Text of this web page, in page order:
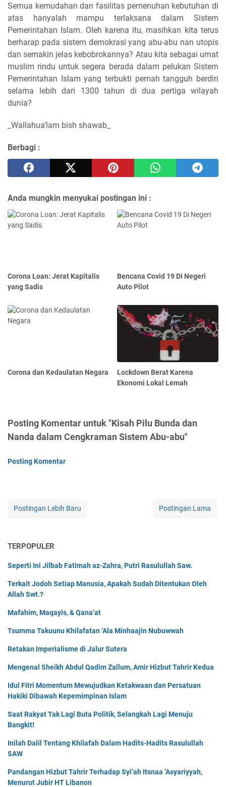
Semua kemudahan dan fasilitas pemenuhan kebutuhan di
atas hanyalah mampu terlaksana dalam Sistem
Pemerintahan Islam. Oleh karena itu, masihkan kita terus
berharap pada sistem demokrasi yang abu-abu nan utopis
dan semakin jelas kebobrokannya? Atau kita sebagai umat
muslim rindu untuk segera berada dalam pelukan Sistem
Pemerintahan Islam yang terbukti pernah tangguh berdiri
selama lebih dari 1300 tahun di dua pertiga wilayah
dunia?
_Wallahua’lam bish shawab_
Berbagi :
Anda mungkin menyukai postingan ini :
Corona Loan: Jerat Kapitalis
yang Sadis
Bencana Covid 19 Di Negeri
Auto Pilot
Corona dan Kedaulatan Negara
Lockdown Berat Karena
Ekonomi Lokal Lemah
Posting Komentar untuk "Kisah Pilu Bunda dan
Nanda dalam Cengkraman Sistem Abu-abu"
Posting Komentar
Postingan Lebih Baru Postingan Lama
TERPOPULER
Seperti Ini Jilbab Fatimah az-Zahra, Putri Rasulullah Saw.
Terkait Jodoh Setiap Manusia, Apakah Sudah Ditentukan Oleh
Allah Swt.?
Mafahim, Maqayis, & Qana’at
Tsumma Takuunu Khilafatan ‘Ala Minhaajin Nubuwwah
Retakan Imperialisme di Jalur Sutera
Mengenal Sheikh Abdul Qadim Zallum, Amir Hizbut Tahrir Kedua
Idul Fitri Momentum Mewujudkan Ketakwaan dan Persatuan
Hakiki Dibawah Kepemimpinan Islam
Saat Rakyat Tak Lagi Buta Politik, Selangkah Lagi Menuju
Bangkit!
Inilah Dalil Tentang Khilafah Dalam Hadits-Hadits Rasulullah
SAW
Pandangan Hizbut Tahrir Terhadap Syi’ah Itsnaa ‘Asyariyyah,
Menurut Jubir HT Libanon